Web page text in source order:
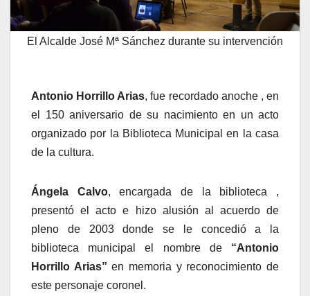
El Alcalde José Mª Sánchez durante su intervención
Antonio Horrillo Arias, fue recordado anoche , en
el 150 aniversario de su nacimiento en un acto
organizado por la Biblioteca Municipal en la casa
de la cultura.
Ángela Calvo, encargada de la biblioteca ,
presentó el acto e hizo alusión al acuerdo de
pleno de 2003 donde se le concedió a la
biblioteca municipal el nombre de “Antonio
Horrillo Arias” en memoria y reconocimiento de
este personaje coronel.